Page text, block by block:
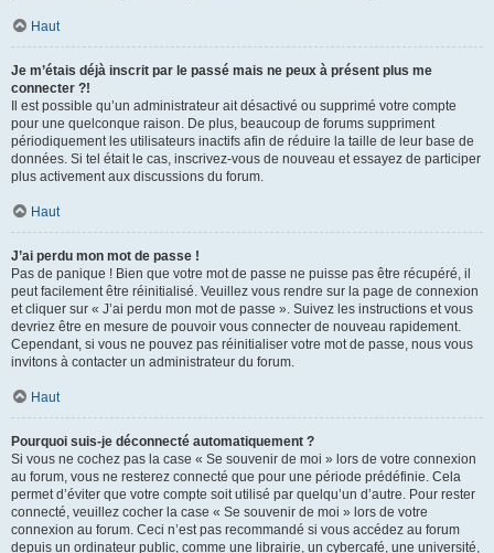
Haut
Je m’étais déjà inscrit par le passé mais ne peux à présent plus me
connecter ?!
Il est possible qu’un administrateur ait désactivé ou supprimé votre compte
pour une quelconque raison. De plus, beaucoup de forums suppriment
périodiquement les utilisateurs inactifs afin de réduire la taille de leur base de
données. Si tel était le cas, inscrivez-vous de nouveau et essayez de participer
plus activement aux discussions du forum.
Haut
J’ai perdu mon mot de passe !
Pas de panique ! Bien que votre mot de passe ne puisse pas être récupéré, il
peut facilement être réinitialisé. Veuillez vous rendre sur la page de connexion
et cliquer sur « J’ai perdu mon mot de passe ». Suivez les instructions et vous
devriez être en mesure de pouvoir vous connecter de nouveau rapidement.
Cependant, si vous ne pouvez pas réinitialiser votre mot de passe, nous vous
invitons à contacter un administrateur du forum.
Haut
Pourquoi suis-je déconnecté automatiquement ?
Si vous ne cochez pas la case « Se souvenir de moi » lors de votre connexion
au forum, vous ne resterez connecté que pour une période prédéfinie. Cela
permet d’éviter que votre compte soit utilisé par quelqu’un d’autre. Pour rester
connecté, veuillez cocher la case « Se souvenir de moi » lors de votre
connexion au forum. Ceci n’est pas recommandé si vous accédez au forum
depuis un ordinateur public, comme une librairie, un cybercafé, une université,